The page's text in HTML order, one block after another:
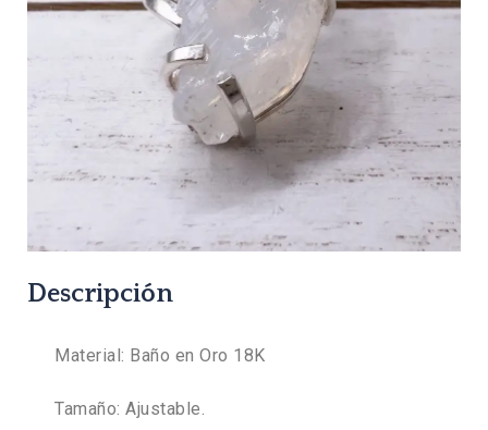
Descripción
Material: Baño en Oro 18K
Tamaño: Ajustable.